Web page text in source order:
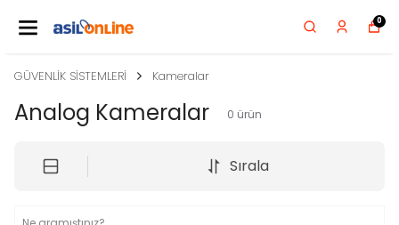
0
GÜVENLİK SİSTEMLERİ Kameralar
Analog Kameralar 0 ürün
Sırala